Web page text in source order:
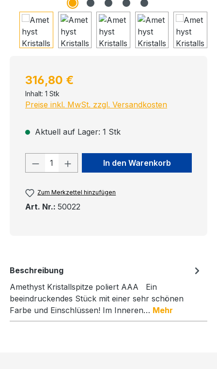
Regulärer Preis:
316,80 €
Inhalt: 1 Stk
Preise inkl. MwSt. zzgl. Versandkosten
Aktuell auf Lager: 1 Stk
Produkt Anzahl: Gib den
In den Warenkorb
Zum Merkzettel hinzufügen
Art. Nr.: 50022
Beschreibung
Amethyst Kristallspitze poliert AAA Ein
beeindruckendes Stück mit einer sehr schönen
Farbe und Einschlüssen! Im Inneren… Mehr